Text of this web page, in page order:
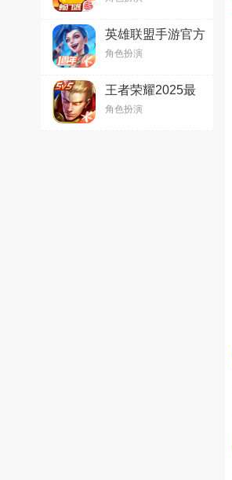
版
英雄联盟手游官方
版2025最新版
v6.2.0.8712
角色扮演
王者荣耀2025最
新版官方免费版
v11.10.1.2安卓最
角色扮演